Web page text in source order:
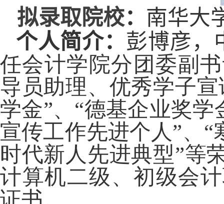
拟录取院校： 南华大
个人简介： 彭博彦，
任会计学院分团委副
导员助理、优秀学子
学金”、“德基企业奖学
宣传工作先进个人”、
时代新人先进典型”等
计算机二级、初级会
证书。